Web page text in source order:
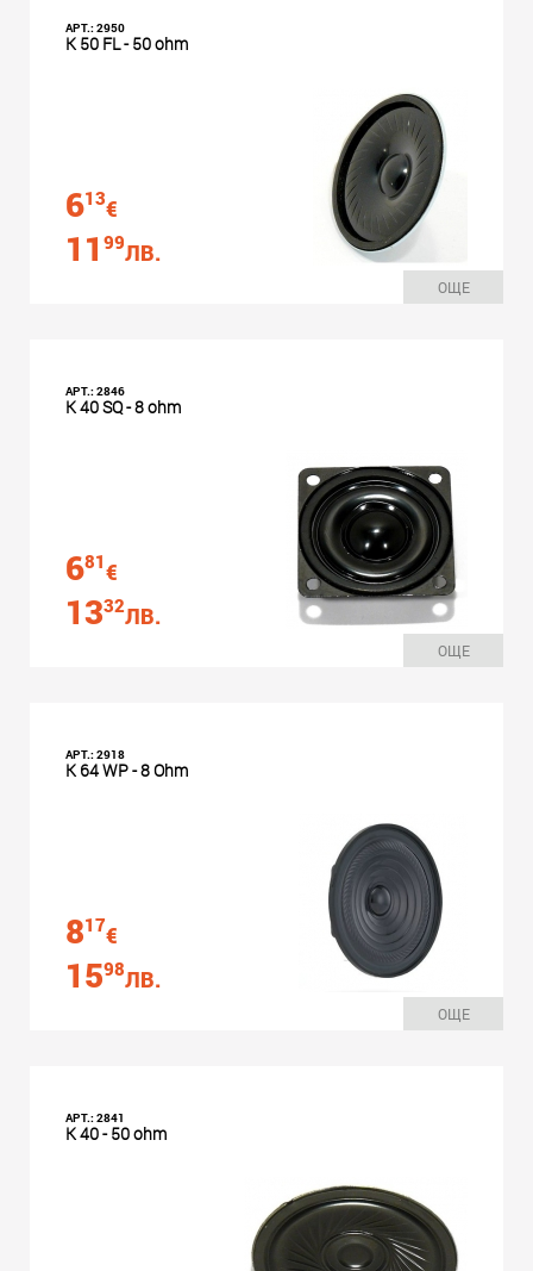
АРТ.: 2950
K 50 FL - 50 ohm
613€
11 99ЛВ.
ОЩЕ
АРТ.: 2846
K 40 SQ - 8 ohm
681€
1332ЛВ.
ОЩЕ
АРТ.: 2918
K 64 WP - 8 Ohm
817€
1598ЛВ.
ОЩЕ
АРТ.: 2841
K 40 - 50 ohm